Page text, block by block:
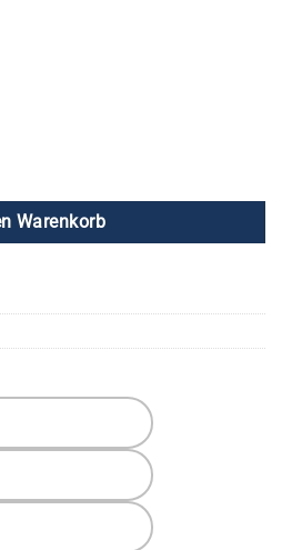
Warenkorb